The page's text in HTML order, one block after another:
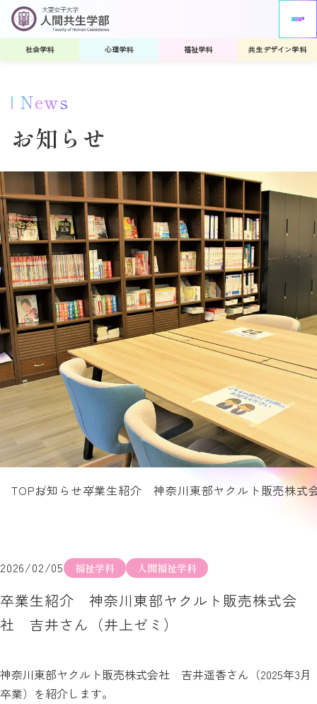
社会学科 心理学科 福祉学科 共生デザイン学科
News
お知らせ
TOPお知らせ卒業生紹介 神奈川東部ヤクルト販売株式
2026/02/05 福祉学科 人間福祉学科
卒業生紹介 神奈川東部ヤクルト販売株式会
社 吉井さん（井上ゼミ）
神奈川東部ヤクルト販売株式会社 吉井遥香さん（2025年3月
卒業）を紹介します。